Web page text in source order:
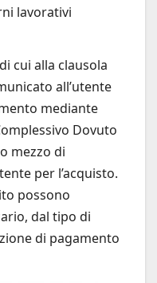
lavorativi
cui alla clausola
all’utente
mediante
Dovuto
mezzo di
per l’acquisto.
possono
dal tipo di
di pagamento